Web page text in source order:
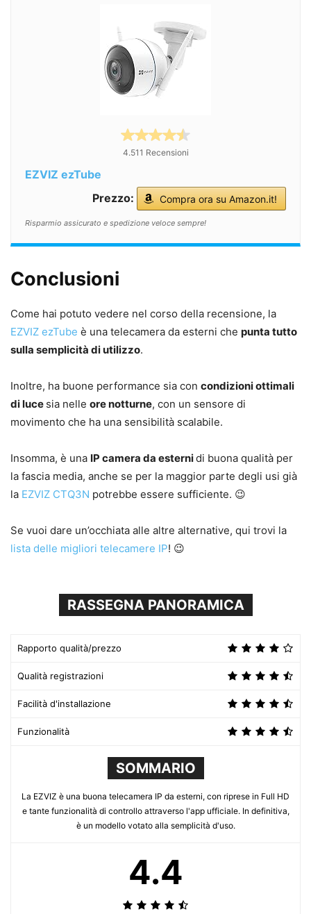
4.511 Recensioni
EZVIZ ezTube
Prezzo:
Compra ora su Amazon.it!
Risparmio assicurato e spedizione veloce sempre!
Conclusioni
Come hai potuto vedere nel corso della recensione, la
EZVIZ ezTube è una telecamera da esterni che punta tutto
sulla semplicità di utilizzo.
Inoltre, ha buone performance sia con condizioni ottimali
di luce sia nelle ore notturne, con un sensore di
movimento che ha una sensibilità scalabile.
Insomma, è una IP camera da esternidi buona qualità per
la fascia media, anche se per la maggior parte degli usi già
la EZVIZ CTQ3N potrebbe essere sufficiente. 😉
Se vuoi dare un’occhiata alle altre alternative, qui trovi la
lista delle migliori telecamere IP! 😉
RASSEGNA PANORAMICA
Rapporto qualità/prezzo
Qualità registrazioni
Facilità d'installazione
Funzionalità
SOMMARIO
La EZVIZ è una buona telecamera IP da esterni, con riprese in Full HD
e tante funzionalità di controllo attraverso l'app ufficiale. In definitiva,
è un modello votato alla semplicità d'uso.
4.4